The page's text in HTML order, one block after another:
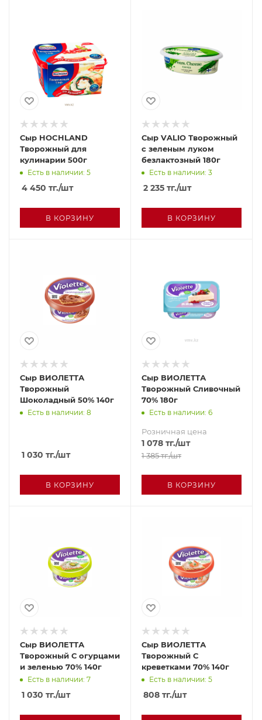
Сыр HOCHLAND
Творожный для
кулинарии 500г
Есть в наличии: 5
4 450 тг./шт
В КОРЗИНУ
Сыр VALIO Творожный
с зеленым луком
безлактозный 180г
Есть в наличии: 3
2 235 тг./шт
В КОРЗИНУ
Сыр ВИОЛЕТТА
Творожный
Шоколадный 50% 140г
Есть в наличии: 8
1 030 тг./шт
В КОРЗИНУ
Сыр ВИОЛЕТТА
Творожный Сливочный
70% 180г
Есть в наличии: 6
Розничная цена
1 078 тг./шт
1 385тг./шт
В КОРЗИНУ
Сыр ВИОЛЕТТА
Творожный С огурцами
и зеленью 70% 140г
Есть в наличии: 7
1 030 тг./шт
Сыр ВИОЛЕТТА
Творожный С
креветками 70% 140г
Есть в наличии: 5
808 тг./шт